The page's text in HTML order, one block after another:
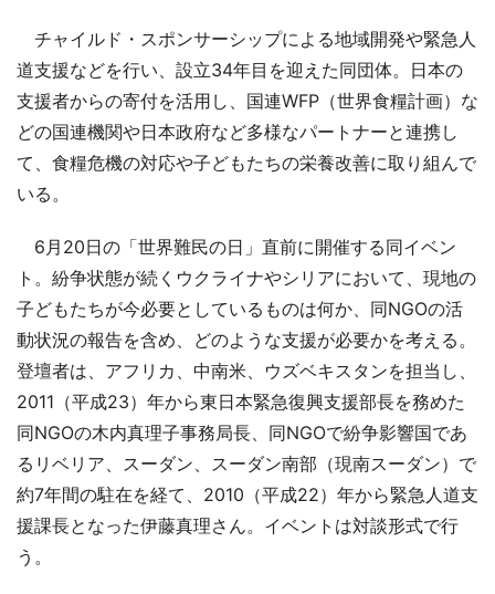
チャイルド・スポンサーシップによる地域開発や緊急人
道支援などを行い、設立34年目を迎えた同団体。日本の
支援者からの寄付を活用し、国連WFP（世界食糧計画）な
どの国連機関や日本政府など多様なパートナーと連携し
て、食糧危機の対応や子どもたちの栄養改善に取り組んで
いる。
6月20日の「世界難民の日」直前に開催する同イベン
ト。紛争状態が続くウクライナやシリアにおいて、現地の
子どもたちが今必要としているものは何か、同NGOの活
動状況の報告を含め、どのような支援が必要かを考える。
登壇者は、アフリカ、中南米、ウズベキスタンを担当し、
2011（平成23）年から東日本緊急復興支援部長を務めた
同NGOの木内真理子事務局長、同NGOで紛争影響国であ
るリベリア、スーダン、スーダン南部（現南スーダン）で
約7年間の駐在を経て、2010（平成22）年から緊急人道支
援課長となった伊藤真理さん。イベントは対談形式で行
う。